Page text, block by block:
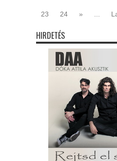
23
24 »
HIRDETÉS